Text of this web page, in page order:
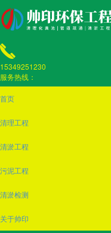
15349251230
服务热线：
首页
清理工程
清淤工程
污泥工程
清淤检测
关于帅印